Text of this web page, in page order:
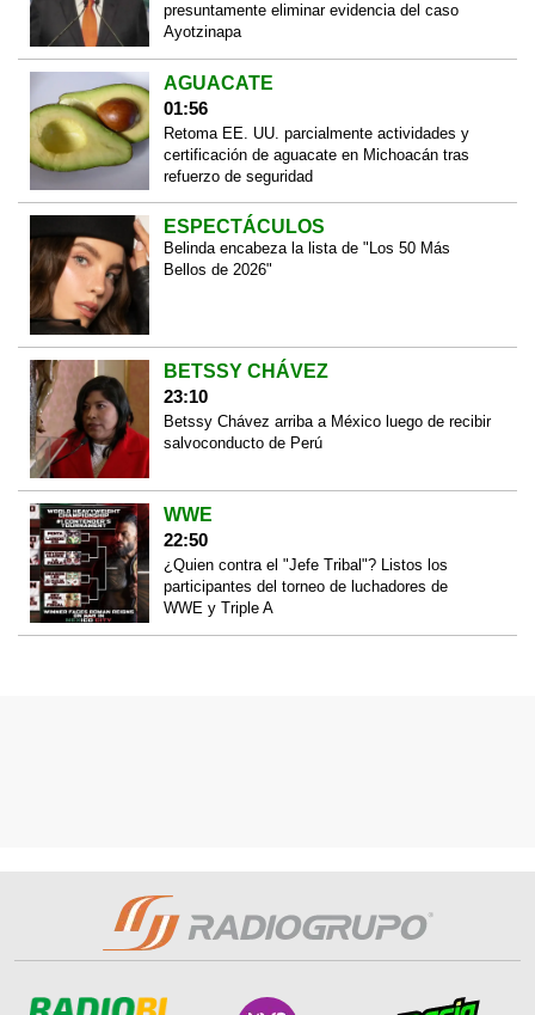
presuntamente eliminar evidencia del caso
Ayotzinapa
AGUACATE
01:56
Retoma EE. UU. parcialmente actividades y
certificación de aguacate en Michoacán tras
refuerzo de seguridad
ESPECTÁCULOS
Belinda encabeza la lista de "Los 50 Más
Bellos de 2026"
BETSSY CHÁVEZ
23:10
Betssy Chávez arriba a México luego de recibir
salvoconducto de Perú
WWE
22:50
¿Quien contra el "Jefe Tribal"? Listos los
participantes del torneo de luchadores de
WWE y Triple A